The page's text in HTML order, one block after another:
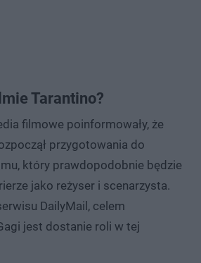
Tarantino?
filmowe poinformowały, że
przygotowania do
który prawdopodobnie będzie
jako reżyser i scenarzysta.
DailyMail, celem
jest dostanie roli w tej